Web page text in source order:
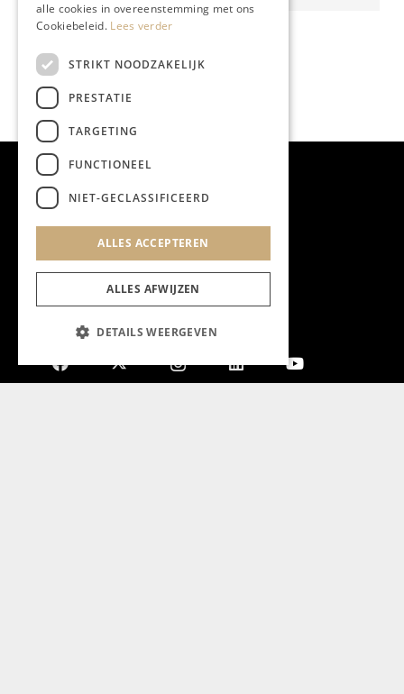
alle cookies in overeenstemming met ons
Cookiebeleid. Lees verder
STRIKT NOODZAKELIJK
PRESTATIE
TARGETING
FUNCTIONEEL
NIET-GECLASSIFICEERD
ALLES ACCEPTEREN
ALLES AFWIJZEN
DETAILS WEERGEVEN